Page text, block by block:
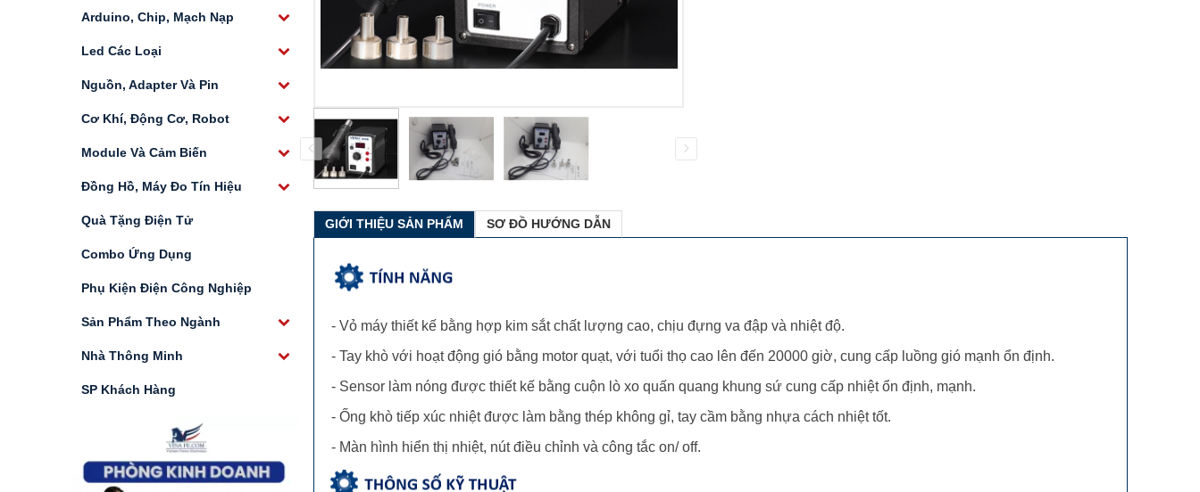
Arduino, Chip, Mạch Nạp
Led Các Loại
Nguồn, Adapter Và Pin
Cơ Khí, Động Cơ, Robot
Module Và Cảm Biến
Đồng Hồ, Máy Đo Tín Hiệu
Quà Tặng Điện Tử
Combo Ứng Dụng
Phụ Kiện Điện Công Nghiệp
Sản Phẩm Theo Ngành
Nhà Thông Minh
SP Khách Hàng
GIỚI THIỆU SẢN PHẨM SƠ ĐỒ HƯỚNG DẪN
- Vỏ máy thiết kế bằng hợp kim sắt chất lượng cao, chịu đựng va đập và nhiệt độ.
- Tay khò với hoạt động gió bằng motor quạt, với tuổi thọ cao lên đến 20000 giờ, cung cấp luồng gió mạnh ổn định.
- Sensor làm nóng được thiết kế bằng cuộn lò xo quấn quang khung sứ cung cấp nhiệt ổn định, mạnh.
- Ống khò tiếp xúc nhiệt được làm bằng thép không gỉ, tay cầm bằng nhựa cách nhiệt tốt.
- Màn hình hiển thị nhiệt, nút điều chỉnh và công tắc on/ off.